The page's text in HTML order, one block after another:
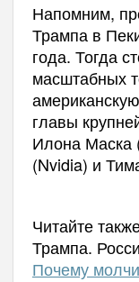
Напомним,
Трампа в
года. Тогда
масштабных
главы
Илона Маска
(Nvidia) и
Читайте
Трампа.
Почему